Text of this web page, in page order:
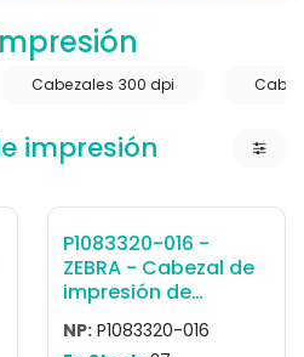
Cabezales 300 dpi
impresión
P1083320-016 -
ZEBRA - Cabezal de
impresión de
transferencia
térmica Cabezal de
NP: P1083320-016